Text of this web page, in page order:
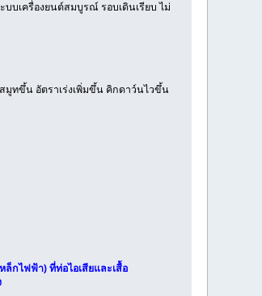
บเครื่องยนต์สมบูรณ์ รอบเดินเรียบ ไม่
มูทขึ้น อัตราเร่งเพิ่มขึ้น คิกดาว์นไวขึ้น
กไฟฟ้า) ที่ท่อไอเสียและเสื้อ